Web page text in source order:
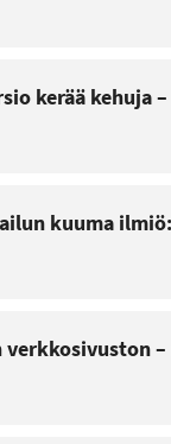
kerää kehuja
kuuma
verkkosivuston